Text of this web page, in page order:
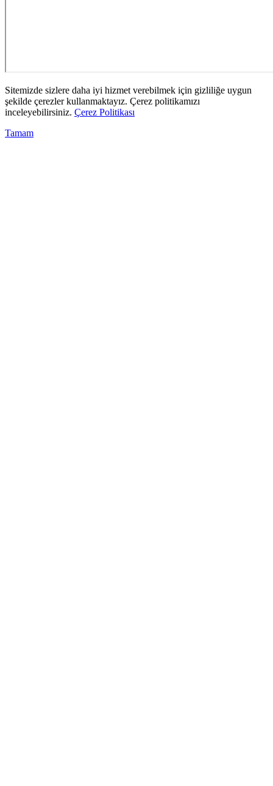
Sitemizde sizlere daha iyi hizmet verebilmek için gizliliğe uygun
şekilde çerezler kullanmaktayız. Çerez politikamızı
inceleyebilirsiniz. Çerez Politikası
Tamam